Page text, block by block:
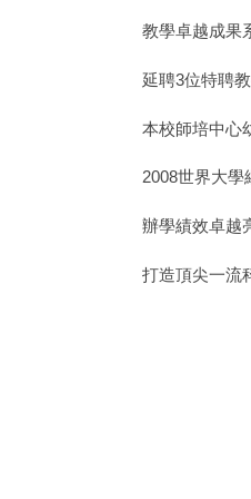
教學卓越成果
延聘3位特聘
本校師培中心
2008世界大
辦學績效卓越
打造頂尖一流